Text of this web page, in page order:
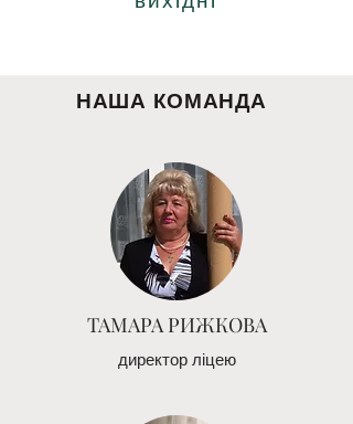
НАША КОМАНДА
ТАМАРА РИЖКОВА
директор ліцею